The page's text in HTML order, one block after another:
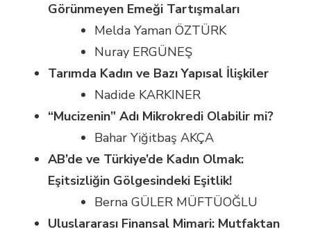
Görünmeyen Emeği Tartışmaları
Melda Yaman ÖZTÜRK
Nuray ERGÜNEŞ
Tarımda Kadın ve Bazı Yapısal İlişkiler
Nadide KARKINER
“Mucizenin” Adı Mikrokredi Olabilir mi?
Bahar Yiğitbaş AKÇA
AB’de ve Türkiye’de Kadın Olmak:
Eşitsizliğin Gölgesindeki Eşitlik!
Berna GÜLER MÜFTÜOĞLU
Uluslararası Finansal Mimari: Mutfaktan